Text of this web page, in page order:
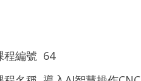
程編號 64